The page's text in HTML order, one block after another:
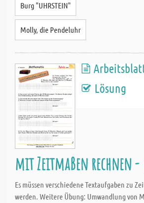
Burg "UHRSTEIN"
Molly, die Pendeluhr
Lösung
mit Zeitmaßen rechnen -
Es müssen verschiedene Textaufgaben zu
werden. Weitere Übung: Umwandlung von